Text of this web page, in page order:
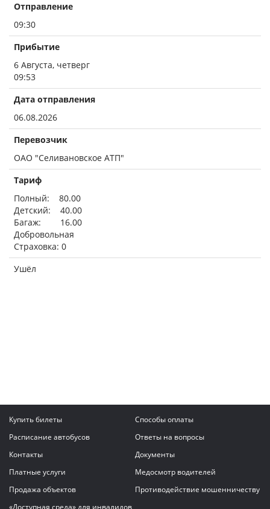
Отправление
09:30
Прибытие
6 Августа, четверг
09:53
Дата отправления
06.08.2026
Перевозчик
ОАО "Селивановское АТП"
Тариф
Полный: 80.00
Детский: 40.00
Багаж: 16.00
Добровольная
Страховка: 0
Ушёл
Купить билеты
Способы оплаты
Расписание автобусов
Ответы на вопросы
Контакты
Документы
Платные услуги
Медосмотр водителей
Продажа объектов
Противодействие мошенничеству
«Доступная среда» для инвалидов